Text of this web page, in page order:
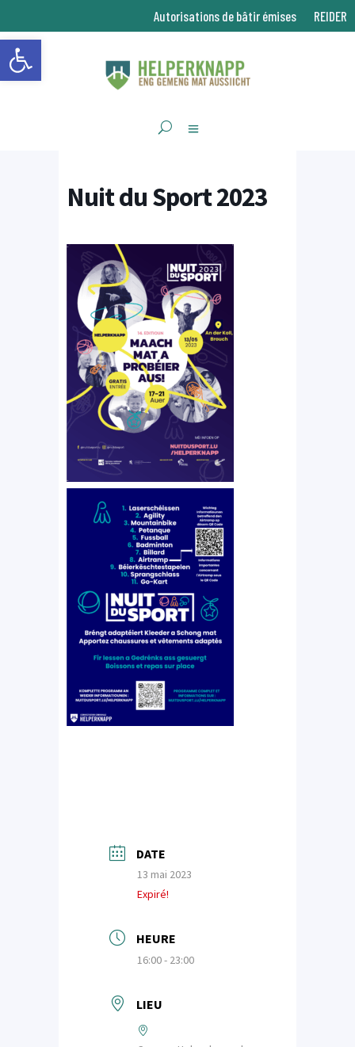
Ouvrir la barre d’outils
Autorisations de bâtir émises REIDER
Nuit du Sport 2023
DATE
13 mai 2023
Expiré!
HEURE
16:00 - 23:00
LIEU